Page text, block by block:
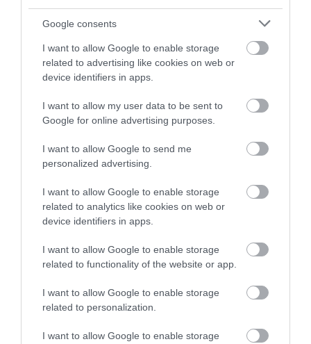
Google consents
I want to allow Google to enable storage
related to advertising like cookies on web or
device identifiers in apps.
I want to allow my user data to be sent to
Google for online advertising purposes.
I want to allow Google to send me
personalized advertising.
I want to allow Google to enable storage
related to analytics like cookies on web or
device identifiers in apps.
I want to allow Google to enable storage
related to functionality of the website or app.
I want to allow Google to enable storage
related to personalization.
I want to allow Google to enable storage
VISSZA A FŐOLDALRA
TÖBB MINT EGY HÓNAP IS LEHET, MIRE
2026. augusztus 07|Mindenki ügye
TANULJ NÉMETÜL OTTHONRÓL: A
DIGITÁLIS TANULÁS ELŐNYEI
2026. augusztus 07|Promóció
ÚJRAINDULNAK A KORÁBBAN
LEÁLLÍTOTT SZOLGÁLTATÁSOK AZ
EGRI...
Eger ügye